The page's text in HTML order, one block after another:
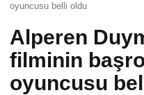
oyuncusu belli oldu
Alperen
filminin
oyuncusu